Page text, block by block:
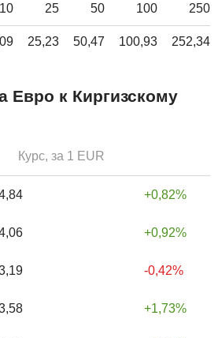
10 25 50 100 250
25,23 50,47 100,93 252,34
Евро к Киргизскому
Курс, за 1 EUR
0,82%
0,92%
-0,42%
1,73%